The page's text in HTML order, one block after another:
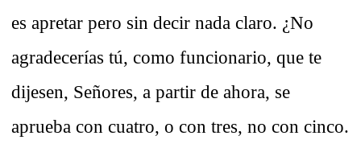
es apretar pero sin decir nada claro. ¿No
agradecerías tú, como funcionario, que te
dijesen, Señores, a partir de ahora, se
aprueba con cuatro, o con tres, no con cinco.